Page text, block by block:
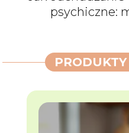
psychiczne: